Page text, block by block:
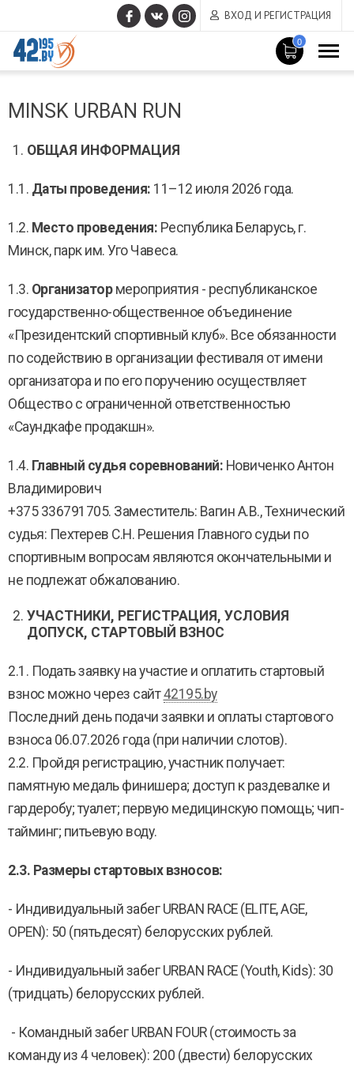
ВХОД И РЕГИСТРАЦИЯ
0
MAIN
CONTENT
14,
MINSK URBAN RUN
ОБЩАЯ ИНФОРМАЦИЯ
1.1. Даты проведения: 11–12 июля 2026 года.
1.2. Место проведения: Республика Беларусь, г.
Минск, парк им. Уго Чавеса.
1.3. Организатор мероприятия - республиканское
государственно-общественное объединение
«Президентский спортивный клуб». Все обязанности
по содействию в организации фестиваля от имени
организатора и по его поручению осуществляет
Общество с ограниченной ответственностью
«Саундкафе продакшн».
1.4. Главный судья соревнований: Новиченко Антон
Владимирович
+375 336791705. Заместитель: Вагин А.В., Технический
судья: Пехтерев С.Н. Решения Главного судьи по
спортивным вопросам являются окончательными и
не подлежат обжалованию.
УЧАСТНИКИ, РЕГИСТРАЦИЯ, УСЛОВИЯ
ДОПУСК, СТАРТОВЫЙ ВЗНОС
2.1. Подать заявку на участие и оплатить стартовый
взнос можно через сайт42195.by
Последний день подачи заявки и оплаты стартового
взноса 06.07.2026 года (при наличии слотов).
2.2. Пройдя регистрацию, участник получает:
памятную медаль финишера; доступ к раздевалке и
гардеробу; туалет; первую медицинскую помощь; чип-
тайминг; питьевую воду.
2.3. Размеры стартовых взносов:
- Индивидуальный забег URBAN RACE (ELITE, AGE,
OPEN): 50 (пятьдесят) белорусских рублей.
- Индивидуальный забег URBAN RACE (Youth, Kids): 30
(тридцать) белорусских рублей.
- Командный забег URBAN FOUR (стоимость за
команду из 4 человек): 200 (двести) белорусских